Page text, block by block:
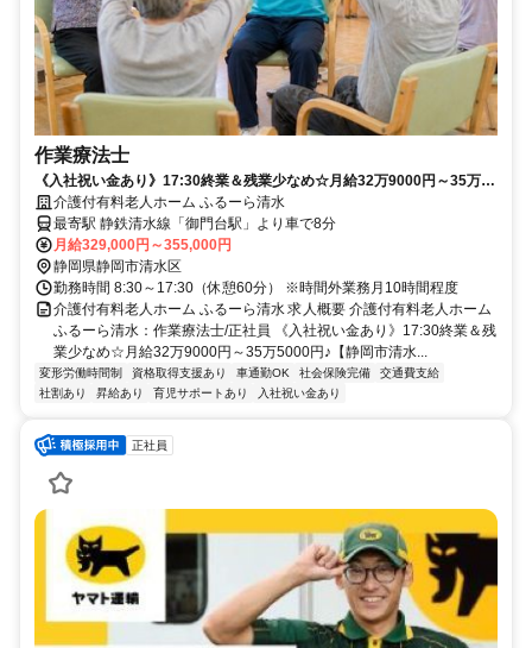
作業療法士
《入社祝い金あり》17:30終業＆残業少なめ☆月給32万9000円～35万
5000円♪【静岡市清水区、介護付有料老人ホーム、作業療法士、正職
員】※積極採用中
介護付有料老人ホーム ふるーら清水
最寄駅 静鉄清水線「御門台駅」より車で8分
月給329,000円～355,000円
静岡県静岡市清水区
勤務時間 8:30～17:30（休憩60分） ※時間外業務月10時間程度
介護付有料老人ホーム ふるーら清水 求人概要 介護付有料老人ホーム
ふるーら清水：作業療法士/正社員 《入社祝い金あり》17:30終業＆残
業少なめ☆月給32万9000円～35万5000円♪【静岡市清水...
変形労働時間制 資格取得支援あり 車通勤OK 社会保険完備
交通費支給
社割あり
昇給あり 育児サポートあり 入社祝い金あり
正社員